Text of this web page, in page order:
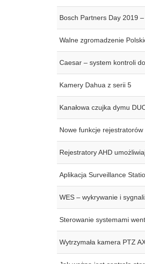
Bosch Partners Day 2019
Walne zgromadzenie
Caesar – system kontroli
Kamery Dahua z serii 5
Kanałowa czujka dymu
Nowe funkcje
Rejestratory AHD
Aplikacja Surveillance
WES – wykrywanie i
Sterowanie systemami
Wytrzymała kamera PTZ